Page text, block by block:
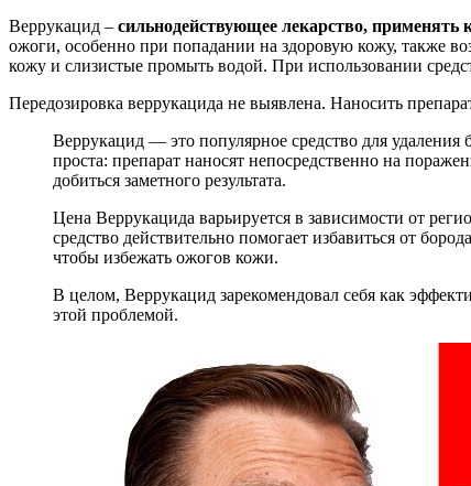
Веррукацид – сильнодействующее лекарство, применять
ожоги, особенно при попадании на здоровую кожу, также
кожу и слизистые промыть водой. При использовании
Передозировка веррукацида не выявлена. Наносить
Веррукацид — это популярное средство для
проста: препарат наносят непосредственно на
добиться заметного результата.
Цена Веррукацида варьируется в зависимости от
средство действительно помогает избавиться от
чтобы избежать ожогов кожи.
В целом, Веррукацид зарекомендовал себя как
этой проблемой.